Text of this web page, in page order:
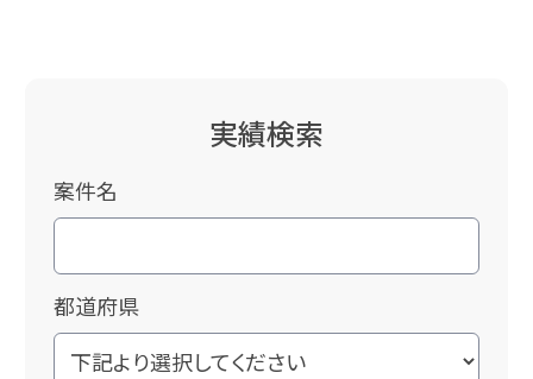
実績検索
案件名
都道府県